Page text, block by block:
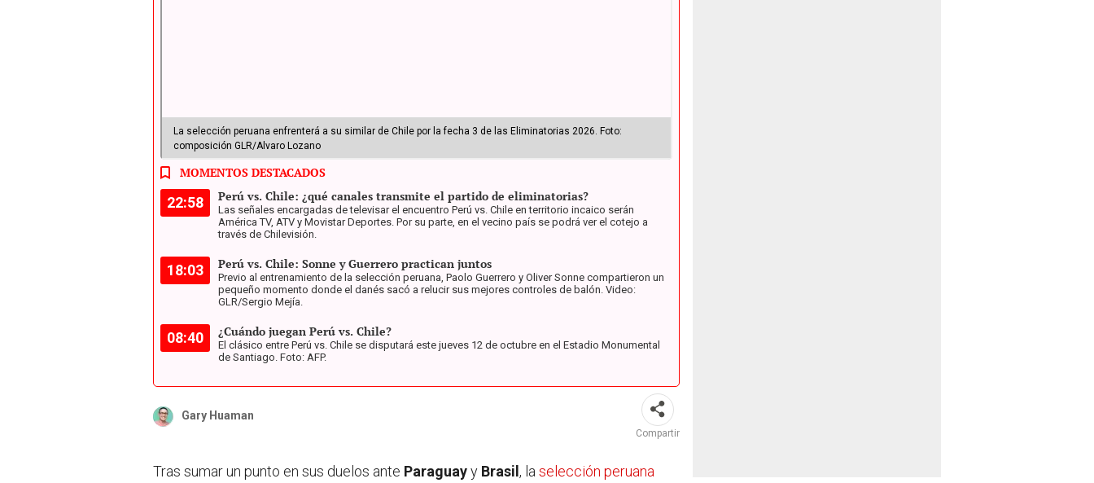
La selección peruana enfrenterá a su similar de Chile por la fecha 3 de las Eliminatorias 2026. Foto:
composición GLR/Alvaro Lozano
MOMENTOS DESTACADOS
22:58 Perú vs. Chile: ¿qué canales transmite el partido de eliminatorias?
Las señales encargadas de televisar el encuentro Perú vs. Chile en territorio incaico serán
América TV, ATV y Movistar Deportes. Por su parte, en el vecino país se podrá ver el cotejo a
través de Chilevisión.
18:03 Perú vs. Chile: Sonne y Guerrero practican juntos
Previo al entrenamiento de la selección peruana, Paolo Guerrero y Oliver Sonne compartieron un
pequeño momento donde el danés sacó a relucir sus mejores controles de balón. Video:
GLR/Sergio Mejía.
08:40 ¿Cuándo juegan Perú vs. Chile?
El clásico entre Perú vs. Chile se disputará este jueves 12 de octubre en el Estadio Monumental
de Santiago. Foto: AFP.
Gary Huaman
Compartir
Tras sumar un punto en sus duelos ante Paraguayy Brasil , la selección peruana